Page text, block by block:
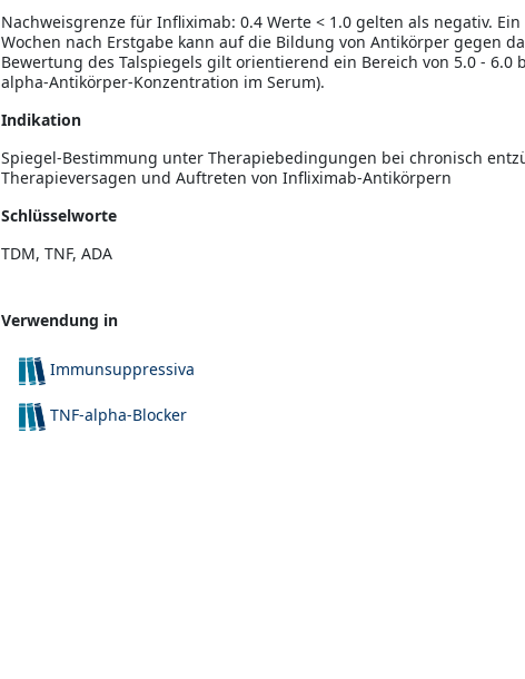
Nachweisgrenze für Infliximab: 0.4 Werte < 1.0 gelten als negativ.
Wochen nach Erstgabe kann auf die Bildung von Antikörper gegen
Bewertung des Talspiegels gilt orientierend ein Bereich von 5.0 - 6.0
alpha-Antikörper-Konzentration im Serum).
Indikation
Spiegel-Bestimmung unter Therapiebedingungen bei chronisch
Therapieversagen und Auftreten von Infliximab-Antikörpern
Schlüsselworte
TDM, TNF, ADA
Verwendung in
Immunsuppressiva
TNF-alpha-Blocker